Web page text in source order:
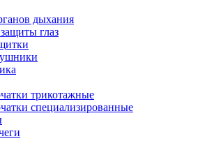
дыхания
глаз
трикотажные
специализированные